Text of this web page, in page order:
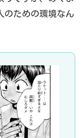
のための環境なん